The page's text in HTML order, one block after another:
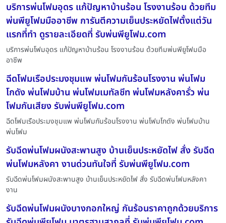
บริการพ่นโฟมอุดร แก้ปัญหาบ้านร้อน โรงงานร้อน ด้วยทีม
พ่นพียูโฟมมืออาชีพ การันตีความเย็นประหยัดไฟตั้งแต่วัน
แรกที่ทำ ดูรายละเอียดที่ รับพ่นพียูโฟม.com
บริการพ่นโฟมอุดร แก้ปัญหาบ้านร้อน โรงงานร้อน ด้วยทีมพ่นพียูโฟมมือ
อาชีพ
ฉีดโฟมเรือประมงชุมแพ พ่นโฟมกันร้อนโรงงาน พ่นโฟม
โกดัง พ่นโฟมบ้าน พ่นโฟมเมทัลชีท พ่นโฟมหลังคารั่ว พ่น
โฟมกันเสียง รับพ่นพียูโฟม.com
ฉีดโฟมเรือประมงชุมแพ พ่นโฟมกันร้อนโรงงาน พ่นโฟมโกดัง พ่นโฟมบ้าน
พ่นโฟม
รับฉีดพ่นโฟมผนังสะพานสูง บ้านเย็นประหยัดไฟ สั่ง รับฉีด
พ่นโฟมหลังคา งานด่วนทันใจที่ รับพ่นพียูโฟม.com
รับฉีดพ่นโฟมผนังสะพานสูง บ้านเย็นประหยัดไฟ สั่ง รับฉีดพ่นโฟมหลังคา
งาน
รับฉีดพ่นโฟมผนังบางกอกใหญ่ กันร้อนราคาถูกด้วยบริการ